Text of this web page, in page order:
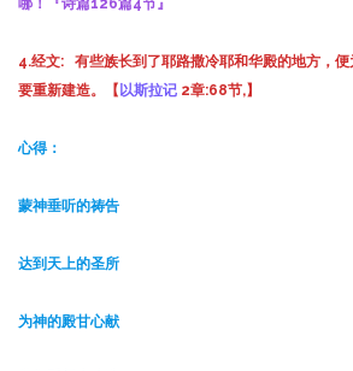
哪！『诗篇126篇4节』
4.经文:
有些族长到了耶路撒冷耶和华殿的地方，
要重新建造。【 以斯拉记 2章:68节,】
心得：
蒙神垂听的祷告
达到天上的圣所
为神的殿甘心献